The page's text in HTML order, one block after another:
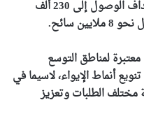
لمناطق التوسع
أنماط الإيواء، لاسيما في
مختلف الطلبات وتعزيز